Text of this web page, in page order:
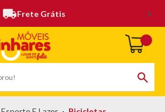
Frete Grátis